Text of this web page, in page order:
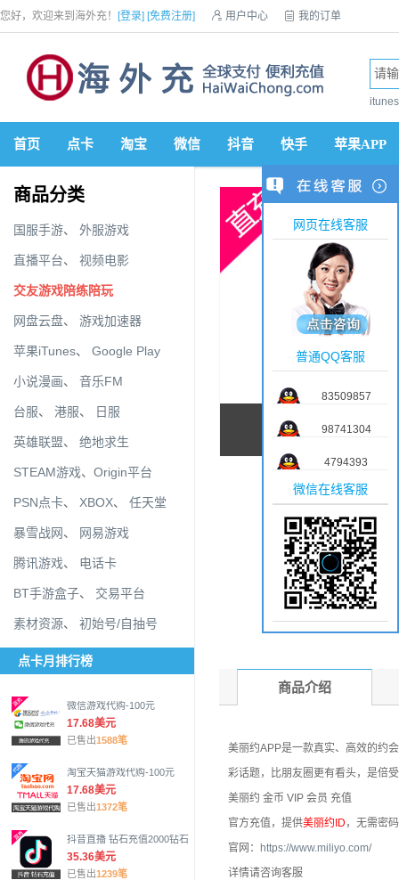
您好，欢迎来到海外充！ [登录] [免费注册]  用户中心  我的订单
首页 点卡 淘宝 微信 抖音 快手 苹果APP
商品分类
国服手游、 外服游戏
直播平台、 视频电影
交友游戏陪练陪玩
网盘云盘、 游戏加速器
苹果iTunes、 Google Play
小说漫画、 音乐FM
台服、 港服、 日服
英雄联盟、 绝地求生
STEAM游戏、 Origin平台
PSN点卡、 XBOX、 任天堂
暴雪战网、 网易游戏
腾讯游戏、 电话卡
BT手游盒子、 交易平台
素材资源、 初始号/自抽号
点卡月排行榜
微信游戏代购-100元
17.68美元
已售出1588笔
淘宝天猫游戏代购-100元
17.68美元
已售出1372笔
抖音直播 钻石充值2000钻石
35.36美元
已售出1239笔
商品介绍
美丽约APP是一款真实、高效的约
彩话题，比朋友圈更有看头，是倍
美丽约 金币 VIP 会员 充值
官方充值，提供美丽约ID ，无需密
官网： https://www.miliyo.com/
详情请咨询客服
网页在线客服
普通QQ客服
83509857
98741304
4794393
微信在线客服